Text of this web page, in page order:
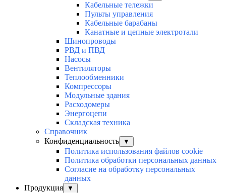
Кабельные тележки
Пульты управления
Кабельные барабаны
Канатные и цепные электротали
Шинопроводы
РВД и ПВД
Насосы
Вентиляторы
Теплообменники
Компрессоры
Модульные здания
Расходомеры
Энергоцепи
Складская техника
Справочник
Конфиденциальность
▼
Политика использования файлов cookie
Политика обработки персональных данных
Согласие на обработку персональных
данных
Продукция
▼